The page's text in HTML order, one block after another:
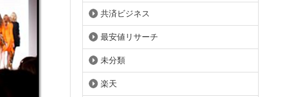
共済ビジネス
最安値リサーチ
未分類
楽天